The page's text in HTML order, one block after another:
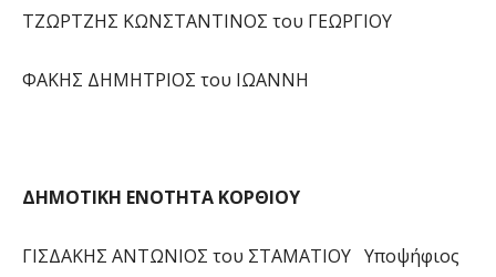
ΤΖΩΡΤΖΗΣ ΚΩΝΣΤΑΝΤΙΝΟΣ του ΓΕΩΡΓΙΟΥ
ΦΑΚΗΣ ΔΗΜΗΤΡΙΟΣ του ΙΩΑΝΝΗ
ΔΗΜΟΤΙΚΗ ΕΝΟΤΗΤΑ ΚΟΡΘΙΟΥ
ΓΙΣΔΑΚΗΣ ΑΝΤΩΝΙΟΣ του ΣΤΑΜΑΤΙΟΥ Υποψήφιος